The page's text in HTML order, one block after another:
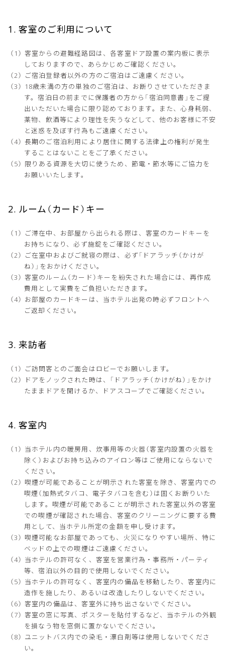
1. 客室のご利用について
客室からの避難経路図は、各客室ドア設置の案内板に表示
しておりますので、あらかじめご確認ください。
ご宿泊登録者以外の方のご宿泊はご遠慮ください。
18歳未満の方の単独のご宿泊は、お断りさせていただきま
す。宿泊日の前までに保護者の方から「宿泊同意書」をご提
出いただいた場合に限り認めております。また、心身耗弱、
薬物、飲酒等により理性を失うなどして、他のお客様に不安
と迷惑を及ぼす行為もご遠慮ください。
長期のご宿泊利用により居住に関する法律上の権利が発生
することはないことをご了承ください。
限りある資源を大切に使うため、節電・節水等にご協力を
お願いいたします。
2. ルーム（カード）キー
ご滞在中、お部屋から出られる際は、客室のカードキーを
お持ちになり、必ず施錠をご確認ください。
ご在室中およびご就寝の際は、必ず「ドアラッチ（かけが
ね）」をおかけください。
客室のルーム（カード）キーを紛失された場合には、再作成
費用として実費をご負担いただきます。
お部屋のカードキーは、当ホテル出発の時必ずフロントへ
ご返却ください。
3. 来訪者
ご訪問客とのご面会はロビーでお願いします。
ドアをノックされた時は、「ドアラッチ（かけがね）」をかけ
たままドアを開けるか、ドアスコープでご確認ください。
4. 客室内
当ホテル内の暖房用、炊事用等の火器（客室内設置の火器を
除く）およびお持ち込みのアイロン等はご使用にならないで
ください。
喫煙が可能であることが明示された客室を除き、客室内での
喫煙（加熱式タバコ、電子タバコを含む）は固くお断りいた
します。喫煙が可能であることが明示された客室以外の客室
での喫煙が確認された場合、客室のクリーニングに要する費
用として、当ホテル所定の金額を申し受けます。
喫煙可能なお部屋であっても、火災になりやすい場所、特に
ベッドの上での喫煙はご遠慮ください。
当ホテルの許可なく、客室を営業行為・事務所・パーティ
等、宿泊以外の目的で使用しないでください。
当ホテルの許可なく、客室内の備品を移動したり、客室内に
造作を施したり、あるいは改造したりしないでください。
客室内の備品は、客室外に持ち出さないでください。
客室の窓に写真、ポスターを貼付するなど、当ホテルの外観
を損なう物を窓側に置かないでください。
ユニットバス内での染毛・漂白剤等は使用しないでくださ
い。